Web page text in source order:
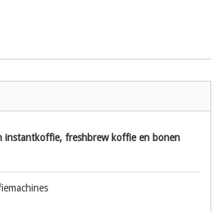
instantkoffie, freshbrew koffie en bonen